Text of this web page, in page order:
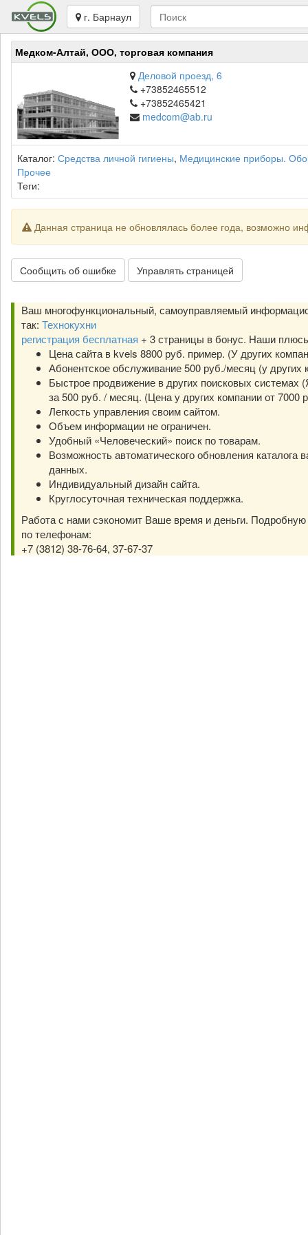
г. Барнаул
Медком-Алтай, ООО, торговая компания
Деловой проезд, 6
+73852465512
+73852465421
medcom@ab.ru
Каталог: Средства личной гигиены, Медицинские приборы.
Прочее
Теги:
Данная страница не обновлялась более года, возможно
Сообщить об ошибке Управлять страницей
Ваш многофункциональный, самоуправляемый
так: Технокухни
регистрация бесплатная + 3 страницы в бонус. Наши
Цена сайта в kvels 8800 руб. пример. (У других
Абонентское обслуживание 500 руб./месяц (у других
Быстрое продвижение в других поисковых системах
за 500 руб. / месяц. (Цена у других компании от 7000
Легкость управления своим сайтом.
Объем информации не ограничен.
Удобный «Человеческий» поиск по товарам.
Возможность автоматического обновления каталога
данных.
Индивидуальный дизайн сайта.
Круглосуточная техническая поддержка.
Работа с нами сэкономит Ваше время и деньги.
по телефонам:
+7 (3812) 38-76-64, 37-67-37